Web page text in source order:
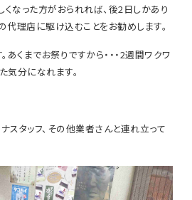
なった方がおられれば、後2日しかあり
代理店に駆け込むことをお勧めします。
くまでお祭りですから・・・2週間ワクワ
気分になれます。
スタッフ、その他業者さんと連れ立って